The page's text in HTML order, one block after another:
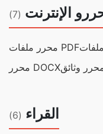
الإنترنت (7)
محرر ملفات PDF
محرر DOCXوثائق
القراء (6)